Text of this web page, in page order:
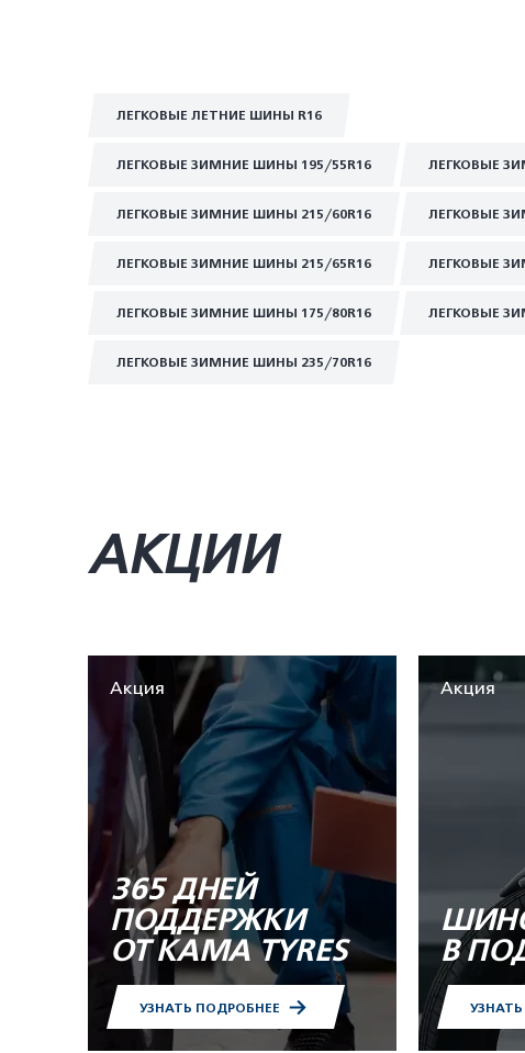
ЛЕГКОВЫЕ ЛЕТНИЕ ШИНЫ R16
ЛЕГКОВЫЕ ЗИМНИЕ ШИНЫ 195/55R16 ЛЕГКОВЫЕ
ЛЕГКОВЫЕ ЗИМНИЕ ШИНЫ 215/60R16 ЛЕГКОВЫЕ
ЛЕГКОВЫЕ ЗИМНИЕ ШИНЫ 215/65R16 ЛЕГКОВЫЕ
ЛЕГКОВЫЕ ЗИМНИЕ ШИНЫ 175/80R16 ЛЕГКОВЫЕ
ЛЕГКОВЫЕ ЗИМНИЕ ШИНЫ 235/70R16
АКЦИИ
Акция
365 ДНЕЙ
ПОДДЕРЖКИ
ОТ KAMA TYRES
УЗНАТЬ ПОДРОБНЕЕ
Акция
В